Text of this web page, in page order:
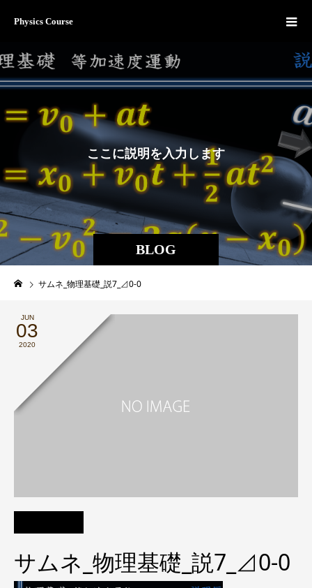
Physics Course
BLOG
ここに説明を入力し ます。
サムネ_物理基礎_説7_⊿0-0
JUN
03
2020
サムネ_物理基礎_説7_⊿0-0